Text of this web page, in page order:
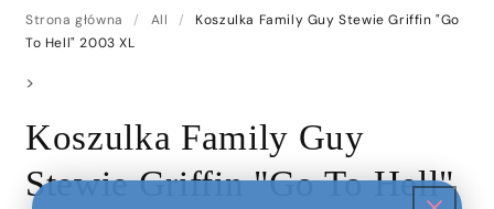
Strona główna / All /
Koszulka Family Guy Stewie Griffin "Go
To Hell" 2003 XL
>
Koszulka Family Guy
Stewie Griffin "Go To Hell"